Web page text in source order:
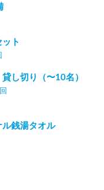
ト
貸し切り（〜10名）
回
ル銭湯タオル